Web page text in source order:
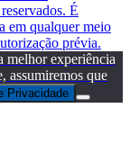
É
em qualquer meio
prévia.
melhor experiência
assumiremos que
Privacidade